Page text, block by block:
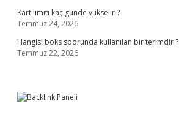
Kart limiti kaç günde yükselir ?
Temmuz 24, 2026
Hangisi boks sporunda kullanılan bir terimdir ?
Temmuz 22, 2026